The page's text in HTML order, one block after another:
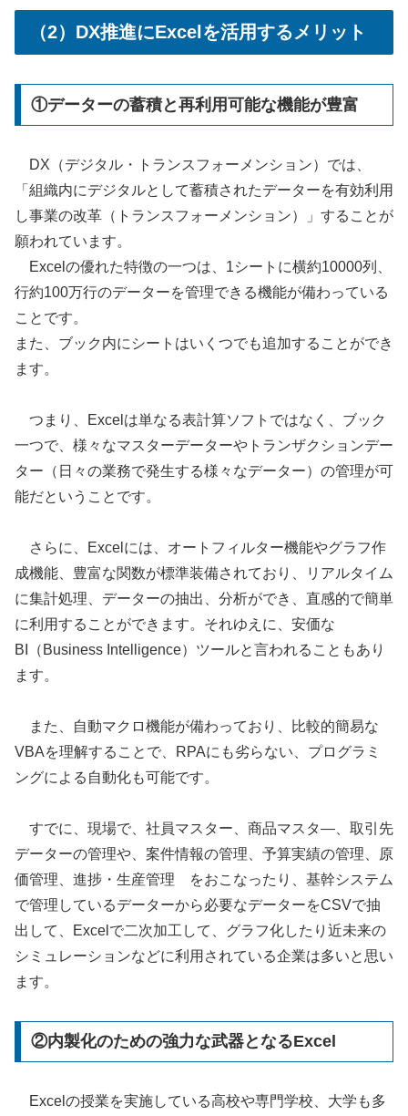
（2）DX推進にExcelを活用するメリット
①データーの蓄積と再利用可能な機能が豊富
DX（デジタル・トランスフォーメンション）では、
「組織内にデジタルとして蓄積されたデーターを有効利用
し事業の改革（トランスフォーメンション）」することが
願われています。
Excelの優れた特徴の一つは、1シートに横約10000列、
行約100万行のデーターを管理できる機能が備わっている
ことです。
また、ブック内にシートはいくつでも追加することができ
ます。
つまり、Excelは単なる表計算ソフトではなく、ブック
一つで、様々なマスターデーターやトランザクションデー
ター（日々の業務で発生する様々なデーター）の管理が可
能だということです。
さらに、Excelには、オートフィルター機能やグラフ作
成機能、豊富な関数が標準装備されており、リアルタイム
に集計処理、データーの抽出、分析ができ、直感的で簡単
に利用することができます。それゆえに、安価な
BI（Business Intelligence）ツールと言われることもあり
ます。
また、自動マクロ機能が備わっており、比較的簡易な
VBAを理解することで、RPAにも劣らない、プログラミ
ングによる自動化も可能です。
すでに、現場で、社員マスター、商品マスタ―、取引先
データーの管理や、案件情報の管理、予算実績の管理、原
価管理、進捗・生産管理 をおこなったり、基幹システム
で管理しているデーターから必要なデーターをCSVで抽
出して、Excelで二次加工して、グラフ化したり近未来の
シミュレーションなどに利用されている企業は多いと思い
ます。
②内製化のための強力な武器となるExcel
Excelの授業を実施している高校や専門学校、大学も多